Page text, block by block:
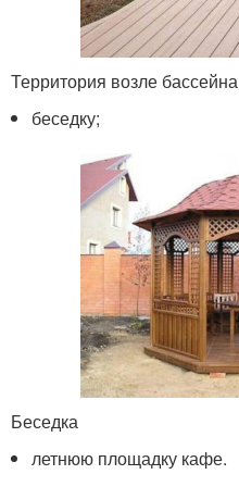
Территория возле бассейна
беседку;
Беседка
летнюю площадку кафе.